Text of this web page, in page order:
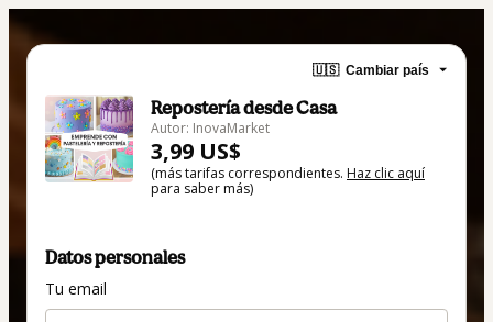
🇺🇸 Cambiar país
Repostería desde Casa
Autor: InovaMarket
3,99 US$
(más tarifas correspondientes. Haz clic aquí
para saber más)
Datos personales
Tu email